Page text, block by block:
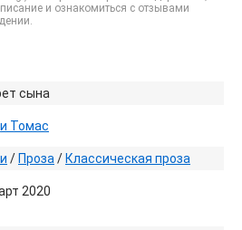
и ознакомиться с отзывами
сына
Томас
/ Проза / Классическая проза
2020